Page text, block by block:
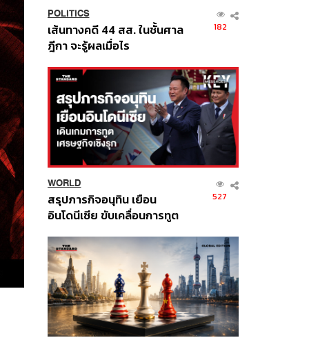
POLITICS
เส้นทางคดี 44 สส. ในชั้นศาล
ฎีกา จะรู้ผลเมื่อไร
182
WORLD
สรุปภารกิจอนุทิน เยือน
อินโดนีเซีย ขับเคลื่อนการทูต
ส่วนยุทธศาสตร์ไทย –
อินโดนีเซีย
527